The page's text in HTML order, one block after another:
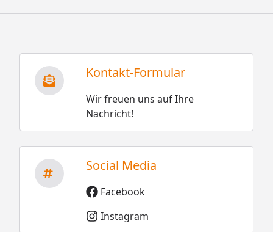
Kontakt-Formular
Wir freuen uns auf Ihre
Nachricht!
Social Media
Facebook
Instagram